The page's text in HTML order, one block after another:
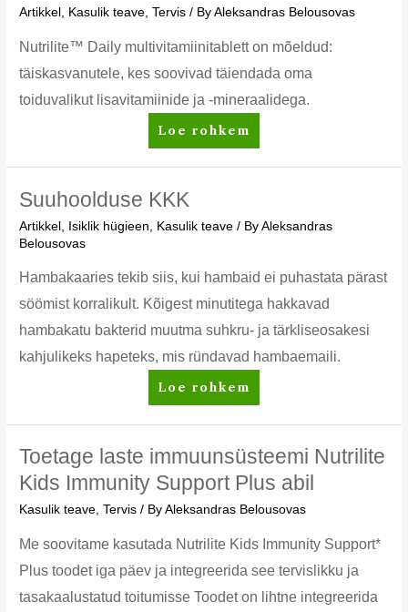
kippuvad
Artikkel , Kasulik teave,Tervis / ByAleksandras Belousovas
Nutrilite™ Daily multivitamiinitablett on mõeldud:
täiskasvanutele, kes soovivad täiendada oma
toiduvalikut lisavitamiinide ja -mineraalidega.
Nutrilite
Daily
KKK
–
kippuvad
Loe rohkem
Suuhoolduse KKK
Artikkel Isiklik hügieen Kasulik teave / ByAleksandras
Belousovas
Hambakaaries tekib siis, kui hambaid ei puhastata pärast
söömist korralikult. Kõigest minutitega hakkavad
hambakatu bakterid muutma suhkru- ja tärkliseosakesi
kahjulikeks hapeteks, mis ründavad hambaemaili.
Suuhoolduse
KKK
Loe rohkem
Toetage laste immuunsüsteemi Nutrilite
Kids Immunity Support Plus abil
Kasulik teave ,Tervis / ByAleksandras Belousovas
Me soovitame kasutada Nutrilite Kids Immunity Support*
Plus toodet iga päev ja integreerida see tervislikku ja
tasakaalustatud toitumisse Toodet on lihtne integreerida